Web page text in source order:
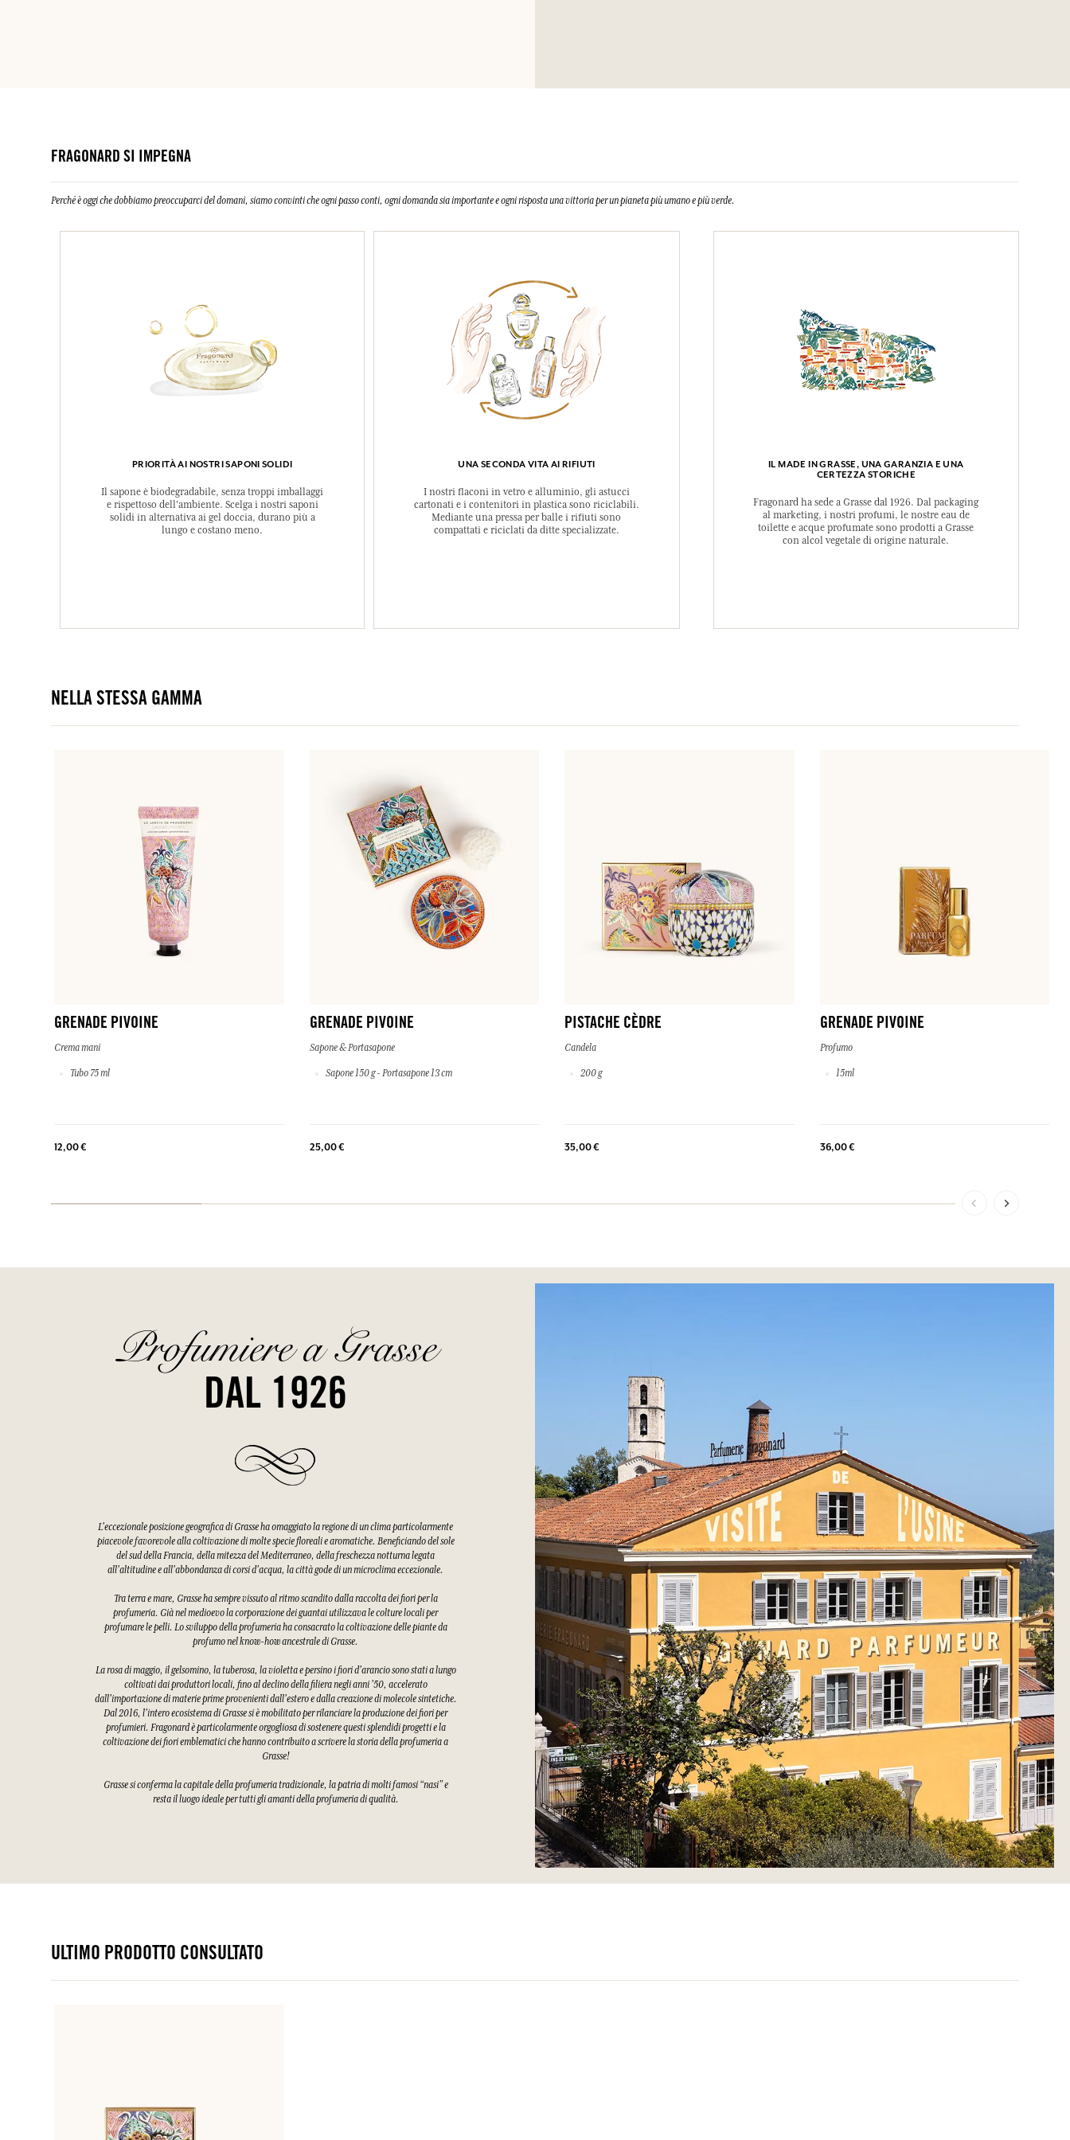
FRAGONARD SI IMPEGNA
Perché è oggi che dobbiamo preoccuparci del domani, siamo convinti che ogni passo conti, ogni domanda sia importante e ogni risposta una vittoria per un pianeta più umano e più verde.
PRIORITÀ AI NOSTRI SAPONI SOLIDI
Il sapone è biodegradabile, senza troppi imballaggi
e rispettoso dell'ambiente. Scelga i nostri saponi
solidi in alternativa ai gel doccia, durano più a
lungo e costano meno.
UNA SECONDA VITA AI RIFIUTI
I nostri flaconi in vetro e alluminio, gli astucci
cartonati e i contenitori in plastica sono riciclabili.
Mediante una pressa per balle i rifiuti sono
compattati e riciclati da ditte specializzate.
IL MADE IN GRASSE, UNA GARANZIA E UNA
CERTEZZA STORICHE
Fragonard ha sede a Grasse dal 1926. Dal packaging
al marketing, i nostri profumi, le nostre eau de
toilette e acque profumate sono prodotti a Grasse
con alcol vegetale di origine naturale.
NELLA STESSA GAMMA
GRENADE PIVOINE
Crema mani
Tubo 75 ml
12,00 €
GRENADE PIVOINE
Sapone & Portasapone
Sapone 150 g - Portasapone 13 cm
25,00 €
PISTACHE CÈDRE
Candela
200 g
35,00 €
GRENADE PIVOINE
Profumo
15ml
36,00 €
Profumiere a Grasse
DAL 1926
L'eccezionale posizione geografica di Grasse ha omaggiato la regione di un clima particolarmente
piacevole favorevole alla coltivazione di molte specie floreali e aromatiche. Beneficiando del sole
del sud della Francia, della mitezza del Mediterraneo, della freschezza notturna legata
all'altitudine e all'abbondanza di corsi d'acqua, la città gode di un microclima eccezionale.
Tra terra e mare, Grasse ha sempre vissuto al ritmo scandito dalla raccolta dei fiori per la
profumeria. Già nel medioevo la corporazione dei guantai utilizzava le colture locali per
profumare le pelli. Lo sviluppo della profumeria ha consacrato la coltivazione delle piante da
profumo nel know-how ancestrale di Grasse.
La rosa di maggio, il gelsomino, la tuberosa, la violetta e persino i fiori d'arancio sono stati a lungo
coltivati dai produttori locali, fino al declino della filiera negli anni '50, accelerato
dall'importazione di materie prime provenienti dall'estero e dalla creazione di molecole sintetiche.
Dal 2016, l'intero ecosistema di Grasse si è mobilitato per rilanciare la produzione dei fiori per
profumieri. Fragonard è particolarmente orgogliosa di sostenere questi splendidi progetti e la
coltivazione dei fiori emblematici che hanno contribuito a scrivere la storia della profumeria a
Grasse!
Grasse si conferma la capitale della profumeria tradizionale, la patria di molti famosi “nasi” e
resta il luogo ideale per tutti gli amanti della profumeria di qualità.
ULTIMO PRODOTTO CONSULTATO